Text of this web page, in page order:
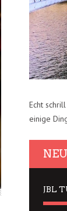
Echt
einige